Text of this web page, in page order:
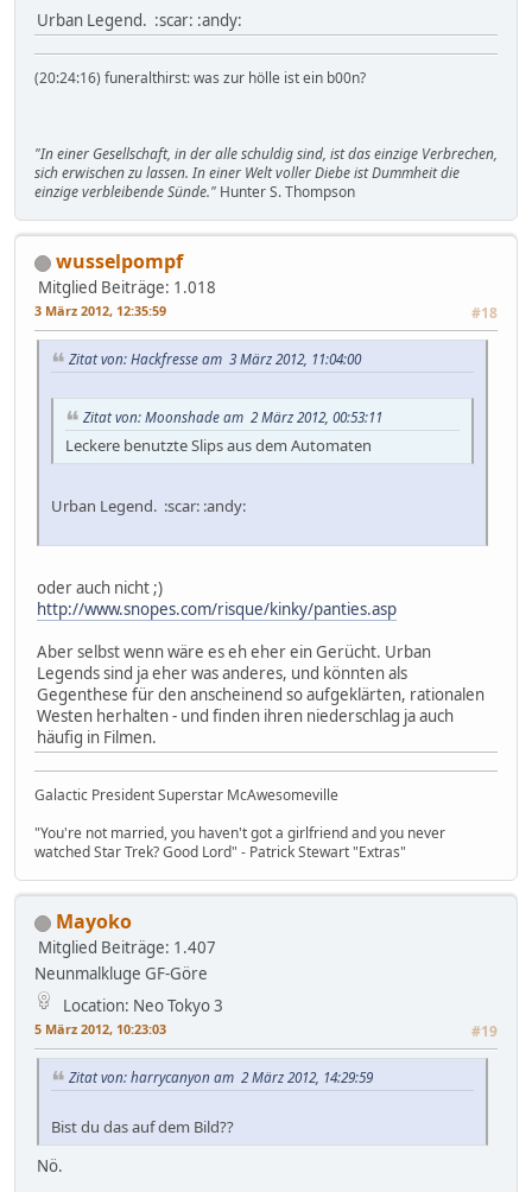
Urban Legend. :scar: :andy:
(20:24:16) funeralthirst: was zur hölle ist ein b00n?
"In einer Gesellschaft, in der alle schuldig sind, ist das einzige Verbrechen,
sich erwischen zu lassen. In einer Welt voller Diebe ist Dummheit die
einzige verbleibende Sünde." Hunter S. Thompson
wusselpompf
Mitglied Beiträge: 1.018
3 März 2012, 12:35:59 #18
Zitat von: Hackfresse am 3 März 2012, 11:04:00
Zitat von: Moonshade am 2 März 2012, 00:53:11
Leckere benutzte Slips aus dem Automaten
Urban Legend. :scar: :andy:
oder auch nicht ;)
http://www.snopes.com/risque/kinky/panties.asp
Aber selbst wenn wäre es eh eher ein Gerücht. Urban
Legends sind ja eher was anderes, und könnten als
Gegenthese für den anscheinend so aufgeklärten, rationalen
Westen herhalten - und finden ihren niederschlag ja auch
häufig in Filmen.
Galactic President Superstar McAwesomeville
"You're not married, you haven't got a girlfriend and you never
watched Star Trek? Good Lord" - Patrick Stewart "Extras"
Mayoko
Mitglied Beiträge: 1.407
Neunmalkluge GF-Göre
Location: Neo Tokyo 3
5 März 2012, 10:23:03 #19
Zitat von: harrycanyon am 2 März 2012, 14:29:59
Bist du das auf dem Bild??
Nö.